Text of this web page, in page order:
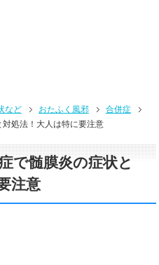
など おたふく風邪
合併症
処法！大人は特に要注意
で髄膜炎の症状と
注意